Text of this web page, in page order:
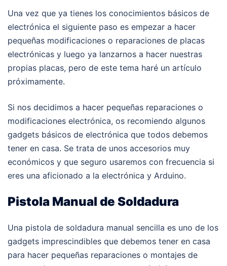
Una vez que ya tienes los conocimientos básicos de
electrónica el siguiente paso es empezar a hacer
pequeñas modificaciones o reparaciones de placas
electrónicas y luego ya lanzarnos a hacer nuestras
propias placas, pero de este tema haré un artículo
próximamente.
Si nos decidimos a hacer pequeñas reparaciones o
modificaciones electrónica, os recomiendo algunos
gadgets básicos de electrónica que todos debemos
tener en casa. Se trata de unos accesorios muy
económicos y que seguro usaremos con frecuencia si
eres una aficionado a la electrónica y Arduino.
Pistola Manual de Soldadura
Una pistola de soldadura manual sencilla es uno de los
gadgets imprescindibles que debemos tener en casa
para hacer pequeñas reparaciones o montajes de